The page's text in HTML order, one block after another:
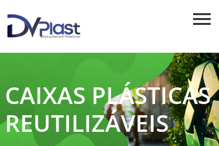
CAIXAS PLÁSTICAS
REUTILIZÁVEIS